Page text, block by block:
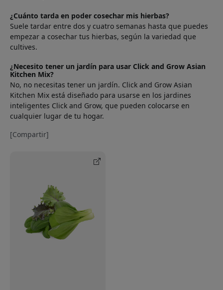
¿Cuánto tarda en poder cosechar mis hierbas?
Suele tardar entre dos y cuatro semanas hasta que puedes
empezar a cosechar tus hierbas, según la variedad que
cultives.
¿Necesito tener un jardín para usar Click and Grow Asian
Kitchen Mix?
No, no necesitas tener un jardín. Click and Grow Asian
Kitchen Mix está diseñado para usarse en los jardines
inteligentes Click and Grow, que pueden colocarse en
cualquier lugar de tu hogar.
[Compartir]